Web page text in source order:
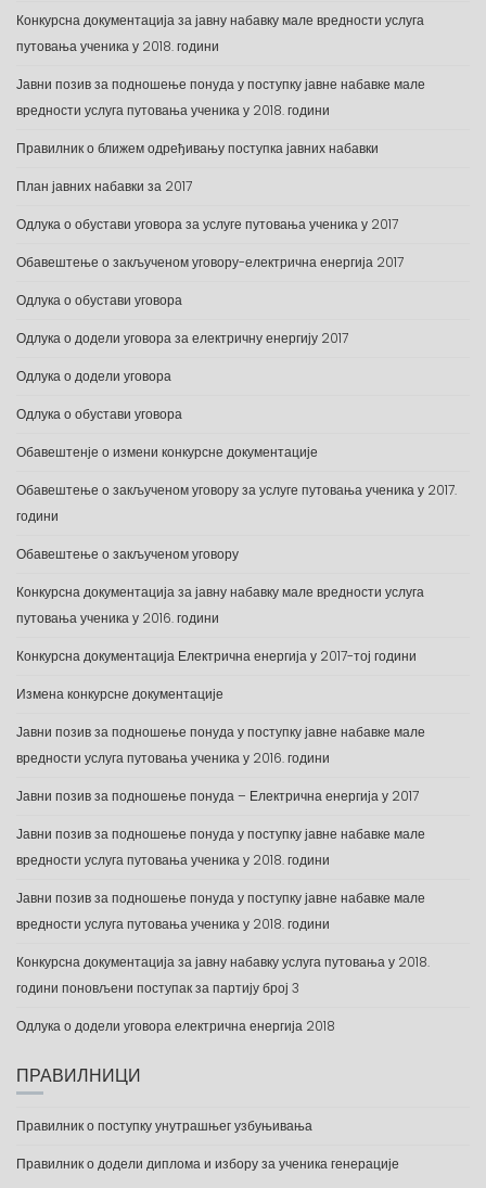
Конкурсна документација за јавну набавку мале вредности услуга
путовања ученика у 2018. години
Јавни позив за подношење понуда у поступку јавне набавке мале
вредности услуга путовања ученика у 2018. години
Правилник о ближем одређивању поступка јавних набавки
План јавних набавки за 2017
Одлука о обустави уговора за услуге путовања ученика у 2017
Обавештење о закљученом уговору-електрична енергија 2017
Одлука о обустави уговора
Одлука о додели уговора за електричну енергију 2017
Одлука о додели уговора
Одлука о обустави уговора
Обавештенје о измени конкурсне документације
Обавештење о закљученом уговору за услуге путовања ученика у 2017.
години
Обавештење о закљученом уговору
Конкурсна документација за јавну набавку мале вредности услуга
путовања ученика у 2016. години
Конкурсна документација Електрична енергија у 2017-тој години
Измена конкурсне документације
Јавни позив за подношење понуда у поступку јавне набавке мале
вредности услуга путовања ученика у 2016. години
Јавни позив за подношење понуда – Електрична енергија у 2017
Јавни позив за подношење понуда у поступку јавне набавке мале
вредности услуга путовања ученика у 2018. години
Јавни позив за подношење понуда у поступку јавне набавке мале
вредности услуга путовања ученика у 2018. години
Конкурсна документација за јавну набавку услуга путовања у 2018.
години поновљени поступак за партију број 3
Одлука о додели уговора електрична енергија 2018
ПРАВИЛНИЦИ
Правилник о поступку унутрашњег узбуњивања
Правилник о додели диплома и избору за ученика генерације